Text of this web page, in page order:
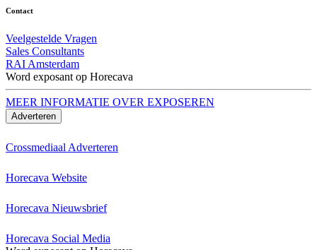
Contact
Veelgestelde Vragen
Sales Consultants
RAI Amsterdam
Word exposant op Horecava
MEER INFORMATIE OVER EXPOSEREN
Adverteren
Crossmediaal Adverteren
Horecava Website
Horecava Nieuwsbrief
Horecava Social Media